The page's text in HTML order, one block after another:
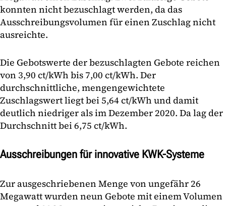
konnten nicht bezuschlagt werden, da das
Ausschreibungsvolumen für einen Zuschlag nicht
ausreichte.
Die Gebotswerte der bezuschlagten Gebote reichen
von 3,90 ct/kWh bis 7,00 ct/kWh. Der
durchschnittliche, mengengewichtete
Zuschlagswert liegt bei 5,64 ct/kWh und damit
deutlich niedriger als im Dezember 2020. Da lag der
Durchschnitt bei 6,75 ct/kWh.
Ausschreibungen für innovative KWK-Systeme
Zur ausgeschriebenen Menge von ungefähr 26
Megawatt wurden neun Gebote mit einem Volumen